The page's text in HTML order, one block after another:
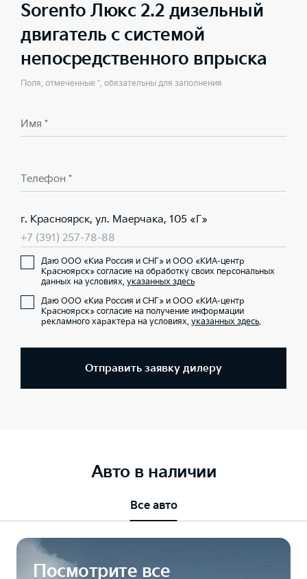
Sorento Люкс 2.2 дизельный
двигатель с системой
непосредственного впрыска
Поля, отмеченные *, обязательны для заполнения
Имя *
Телефон *
г. Красноярск, ул. Маерчака, 105 «Г»
+7 (391) 257-78-88
Даю ООО «Киа Россия и СНГ» и ООО «КИА-центр
Красноярск» согласие на обработку своих персональных
данных на условиях, указанных здесь
Даю ООО «Киа Россия и СНГ» и ООО «КИА-центр
Красноярск» согласие на получение информации
рекламного характера на условиях, указанных здесь.
Отправить заявку дилеру
Авто в наличии
Все авто
Посмотрите все